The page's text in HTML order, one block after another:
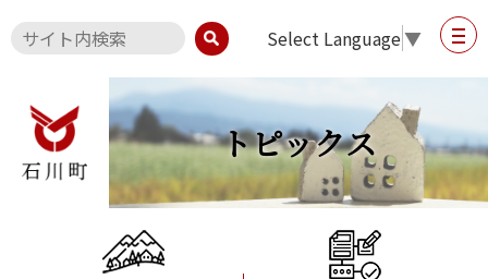
Select Language▼
トピックス